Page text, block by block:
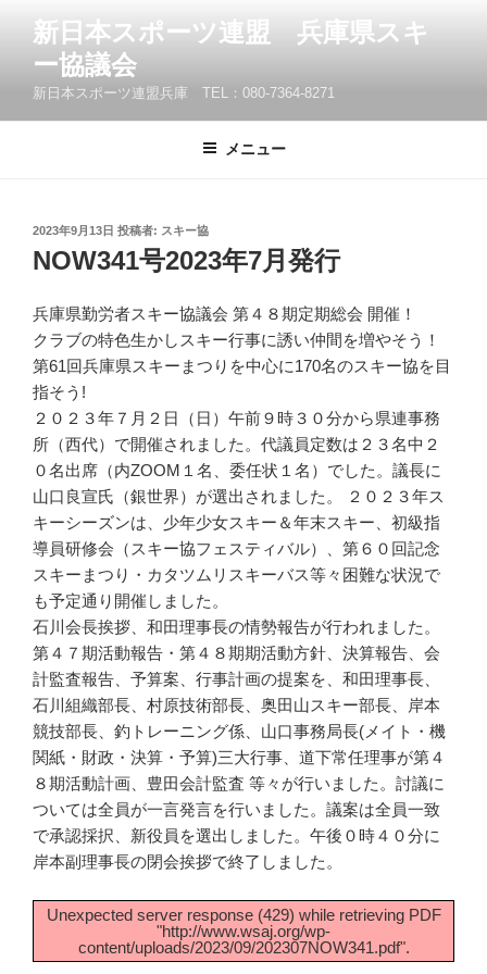
ツ
新日本スポーツ連盟 兵庫県スキ
ー協議会
新日本スポーツ連盟兵庫 TEL：080-7364-8271
メニュー
投
稿
日:
2023年9月13日 投稿者: スキー協
NOW341号2023年7月発行
兵庫県勤労者スキー協議会 第４８期定期総会 開催！
クラブの特色生かしスキー行事に誘い仲間を増やそう！
第61回兵庫県スキーまつりを中心に170名のスキー協を目
指そう!
２０２３年７月２日（日）午前９時３０分から県連事務
所（西代）で開催されました。代議員定数は２３名中２
０名出席（内ZOOM１名、委任状１名）でした。議長に
山口良宣氏（銀世界）が選出されました。 ２０２３年ス
キーシーズンは、少年少女スキー＆年末スキー、初級指
導員研修会（スキー協フェスティバル）、第６０回記念
スキーまつり・カタツムリスキーバス等々困難な状況で
も予定通り開催しました。
石川会長挨拶、和田理事長の情勢報告が行われました。
第４７期活動報告・第４８期期活動方針、決算報告、会
計監査報告、予算案、行事計画の提案を、和田理事長、
石川組織部長、村原技術部長、奥田山スキー部長、岸本
競技部長、釣トレーニング係、山口事務局長(メイト・機
関紙・財政・決算・予算)三大行事、道下常任理事が第４
８期活動計画、豊田会計監査 等々が行いました。討議に
ついては全員が一言発言を行いました。議案は全員一致
で承認採択、新役員を選出しました。午後０時４０分に
岸本副理事長の閉会挨拶で終了しました。
Unexpected server response (429) while retrieving PDF
"http://www.wsaj.org/wp-
content/uploads/2023/09/202307NOW341.pdf".